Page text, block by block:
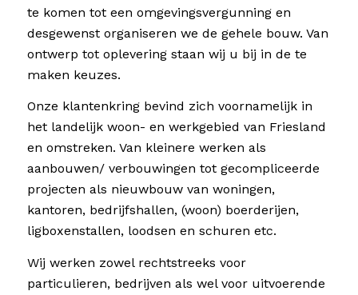
te komen tot een omgevingsvergunning en
desgewenst organiseren we de gehele bouw. Van
ontwerp tot oplevering staan wij u bij in de te
maken keuzes.
Onze klantenkring bevind zich voornamelijk in
het landelijk woon- en werkgebied van Friesland
en omstreken. Van kleinere werken als
aanbouwen/ verbouwingen tot gecompliceerde
projecten als nieuwbouw van woningen,
kantoren, bedrijfshallen, (woon) boerderijen,
ligboxenstallen, loodsen en schuren etc.
Wij werken zowel rechtstreeks voor
particulieren, bedrijven als wel voor uitvoerende